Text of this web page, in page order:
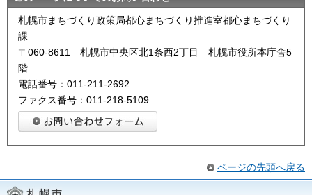
札幌市まちづくり政策局都心まちづくり推進室都心まちづくり
課
〒060-8611 札幌市中央区北1条西2丁目 札幌市役所本庁舎5
階
電話番号：011‐211‐2692
ファクス番号：011‐218‐5109
ページの先頭へ戻る